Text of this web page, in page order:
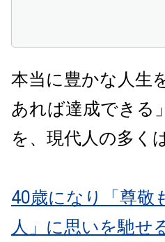
本当に豊かな人生
あれば達成できる
を、現代人の多く
40歳になり「尊敬
人」に思いを馳せ